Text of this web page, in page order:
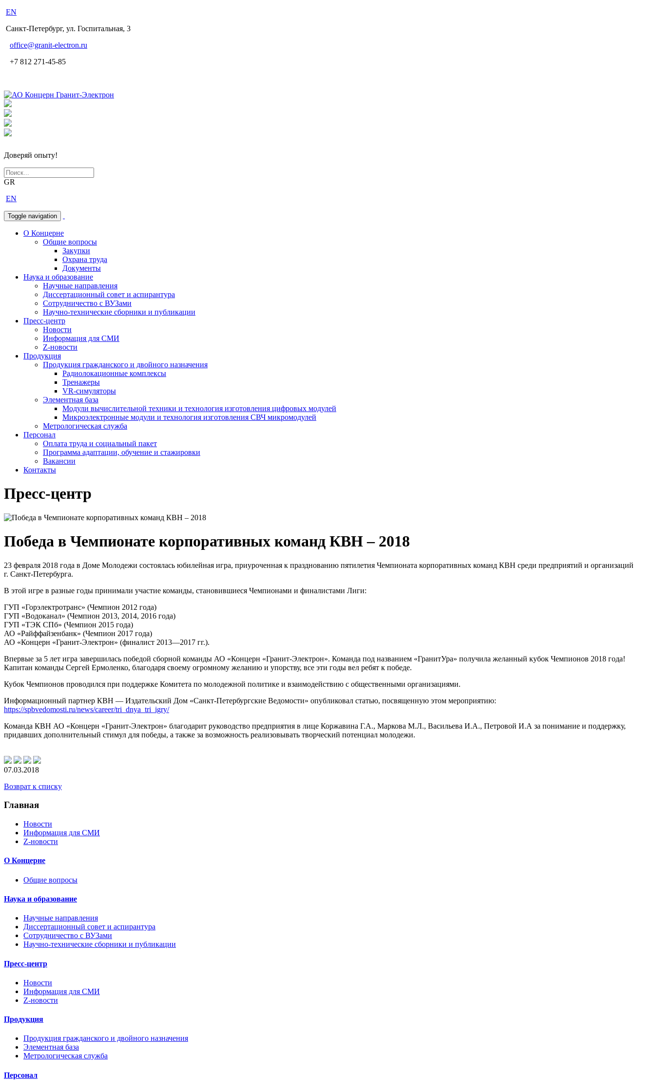
EN
Санкт-Петербург, ул. Госпитальная, 3
office@granit-electron.ru
+7 812 271-45-85
Доверяй опыту!
GR
EN
Toggle navigation
О Концерне
Общие вопросы
Закупки
Охрана труда
Документы
Наука и образование
Научные направления
Диссертационный совет и аспирантура
Сотрудничество с ВУЗами
Научно-технические сборники и публикации
Пресс-центр
Новости
Информация для СМИ
Z-новости
Продукция
Продукция гражданского и двойного назначения
Радиолокационные комплексы
Тренажеры
VR-симуляторы
Элементная база
Модули вычислительной техники и технология изготовления цифровых модулей
Микроэлектронные модули и технология изготовления СВЧ микромодулей
Метрологическая служба
Персонал
Оплата труда и социальный пакет
Программа адаптации, обучение и стажировки
Вакансии
Контакты
Пресс-центр
Победа в Чемпионате корпоративных команд КВН – 2018
23 февраля 2018 года в Доме Молодежи состоялась юбилейная игра, приуроченная к празднованию пятилетия Чемпионата корпоративных команд КВН среди предприятий и организаций
г. Санкт-Петербурга.
В этой игре в разные годы принимали участие команды, становившиеся Чемпионами и финалистами Лиги:
ГУП «Горэлектротранс» (Чемпион 2012 года)
ГУП «Водоканал» (Чемпион 2013, 2014, 2016 года)
ГУП «ТЭК СПб» (Чемпион 2015 года)
АО «Райффайзенбанк» (Чемпион 2017 года)
АО «Концерн «Гранит-Электрон» (финалист 2013—2017 гг.).
Впервые за 5 лет игра завершилась победой сборной команды АО «Концерн «Гранит-Электрон». Команда под названием «ГранитУра» получила желанный кубок Чемпионов 2018 года!
Капитан команды Сергей Ермоленко, благодаря своему огромному желанию и упорству, все эти годы вел ребят к победе.
Кубок Чемпионов проводился при поддержке Комитета по молодежной политике и взаимодействию с общественными организациями.
Информационный партнер КВН — Издательский Дом «Санкт-Петербургские Ведомости» опубликовал статью, посвященную этом мероприятию:
https://spbvedomosti.ru/news/career/tri_dnya_tri_igry/
Команда КВН АО «Концерн «Гранит-Электрон» благодарит руководство предприятия в лице Коржавина Г.А., Маркова М.Л., Васильева И.А., Петровой И.А за понимание и поддержку,
придавших дополнительный стимул для победы, а также за возможность реализовывать творческий потенциал молодежи.
07.03.2018
Возврат к списку
Главная
Новости
Информация для СМИ
Z-новости
О Концерне
Общие вопросы
Наука и образование
Научные направления
Диссертационный совет и аспирантура
Сотрудничество с ВУЗами
Научно-технические сборники и публикации
Пресс-центр
Новости
Информация для СМИ
Z-новости
Продукция
Продукция гражданского и двойного назначения
Элементная база
Метрологическая служба
Персонал